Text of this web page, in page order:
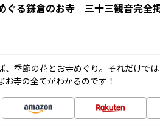
ぐる鎌倉のお寺 三十三観音完全
、季節の花とお寺めぐり。それだけで
お寺の全てがわかるのです！